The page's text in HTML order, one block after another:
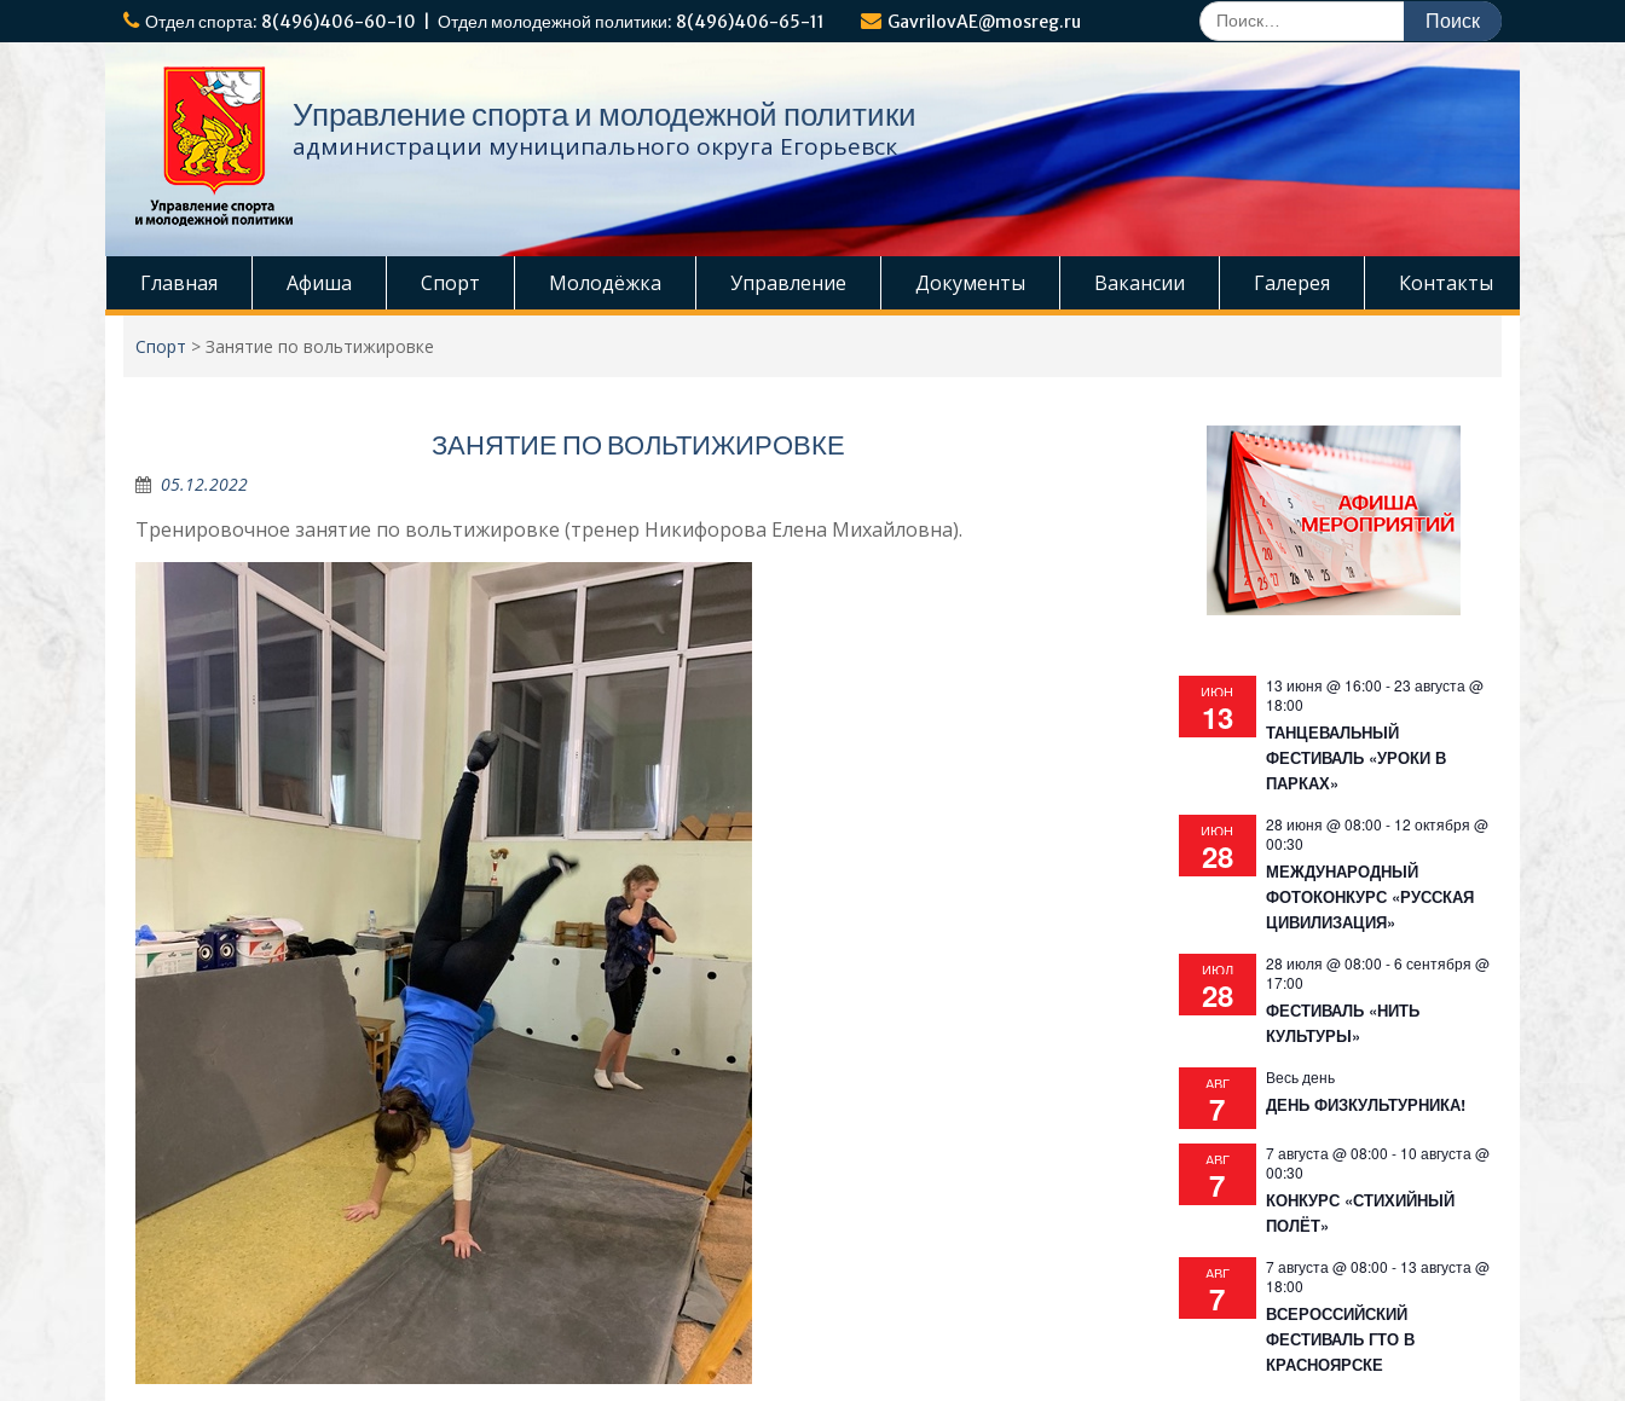
к
Отдел спорта: 8(496)406-60-10 | Отдел молодежной политики: 8(496)406-65-11 GavrilovAE@mosreg.ru
Поиск
по:
Управление спорта и молодежной политики
администрации муниципального округа Егорьевск
Главная Афиша Спорт Молодёжка Управление Документы Вакансии Галерея Контакты
Спорт > Занятие по вольтижировке
ЗАНЯТИЕ ПО ВОЛЬТИЖИРОВКЕ
05.12.2022
Тренировочное занятие по вольтижировке (тренер Никифорова Елена Михайловна).
ИЮН
13
13 июня @ 16:00 -23 августа @
18:00
ТАНЦЕВАЛЬНЫЙ
ФЕСТИВАЛЬ «УРОКИ В
ПАРКАХ»
ИЮН
28
28 июня @ 08:00 - 12 октября @
00:30
МЕЖДУНАРОДНЫЙ
ФОТОКОНКУРС «РУССКАЯ
ЦИВИЛИЗАЦИЯ»
ИЮЛ
28
28 июля @ 08:00 -6 сентября @
17:00
ФЕСТИВАЛЬ «НИТЬ
КУЛЬТУРЫ»
АВГ
7
Весь день
ДЕНЬ ФИЗКУЛЬТУРНИКА!
АВГ
7
7 августа @ 08:00 - 10 августа @
00:30
КОНКУРС «СТИХИЙНЫЙ
ПОЛЁТ»
АВГ
7
7 августа @ 08:00 - 13 августа @
18:00
ВСЕРОССИЙСКИЙ
ФЕСТИВАЛЬ ГТО В
КРАСНОЯРСКЕ